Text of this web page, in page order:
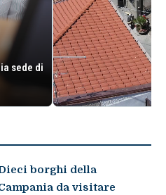
sede di
borghi della
da visitare